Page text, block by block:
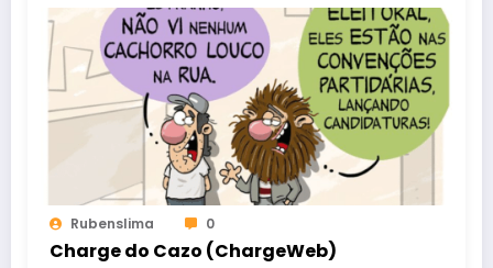
Rubenslima 0
Charge do Cazo (ChargeWeb)